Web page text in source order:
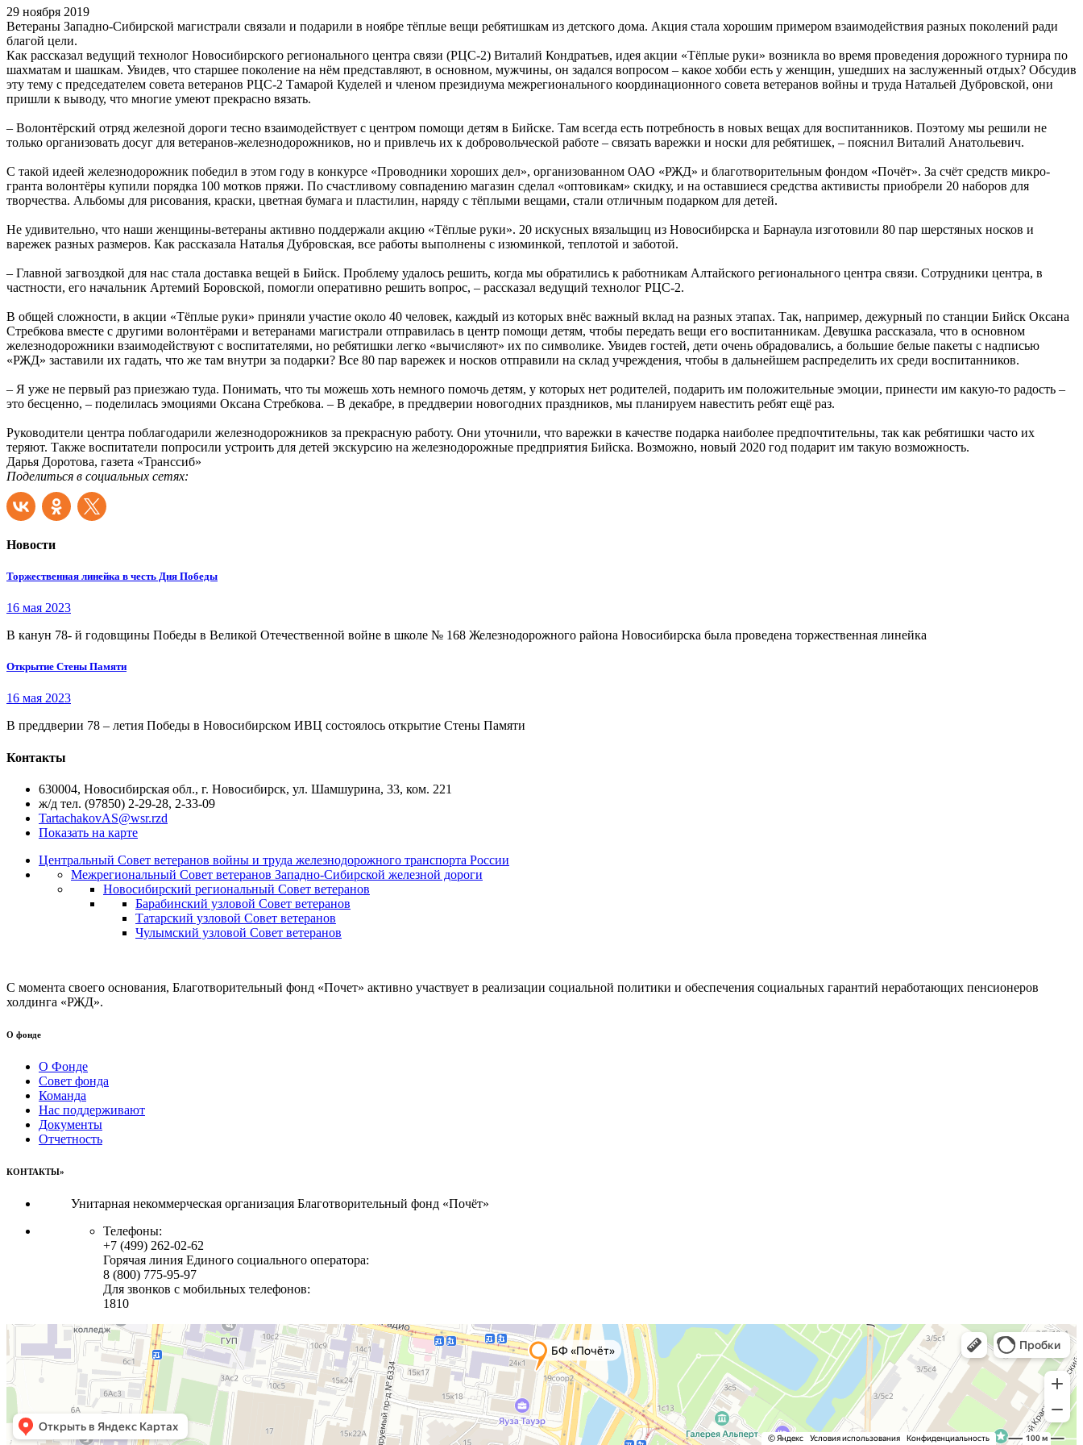
29 ноября 2019
Ветераны Западно-Сибирской магистрали связали и подарили в ноябре тёплые вещи ребятишкам из детского дома. Акция стала хорошим примером взаимодействия разных поколений ради
благой цели.
Как рассказал ведущий технолог Новосибирского регионального центра связи (РЦС-2) Виталий Кондратьев, идея акции «Тёплые руки» возникла во время проведения дорожного турнира по
шахматам и шашкам. Увидев, что старшее поколение на нём представляют, в основном, мужчины, он задался вопросом – какое хобби есть у женщин, ушедших на заслуженный отдых? Обсудив
эту тему с председателем совета ветеранов РЦС-2 Тамарой Куделей и членом президиума межрегионального координационного совета ветеранов войны и труда Натальей Дубровской, они
пришли к выводу, что многие умеют прекрасно вязать.
– Волонтёрский отряд железной дороги тесно взаимодействует с центром помощи детям в Бийске. Там всегда есть потребность в новых вещах для воспитанников. Поэтому мы решили не
только организовать досуг для ветеранов-железнодорожников, но и привлечь их к добровольческой работе – связать варежки и носки для ребятишек, – пояснил Виталий Анатольевич.
С такой идеей железнодорожник победил в этом году в конкурсе «Проводники хороших дел», организованном ОАО «РЖД» и благотворительным фондом «Почёт». За счёт средств микро-
гранта волонтёры купили порядка 100 мотков пряжи. По счастливому совпадению магазин сделал «оптовикам» скидку, и на оставшиеся средства активисты приобрели 20 наборов для
творчества. Альбомы для рисования, краски, цветная бумага и пластилин, наряду с тёплыми вещами, стали отличным подарком для детей.
Не удивительно, что наши женщины-ветераны активно поддержали акцию «Тёплые руки». 20 искусных вязальщиц из Новосибирска и Барнаула изготовили 80 пар шерстяных носков и
варежек разных размеров. Как рассказала Наталья Дубровская, все работы выполнены с изюминкой, теплотой и заботой.
– Главной загвоздкой для нас стала доставка вещей в Бийск. Проблему удалось решить, когда мы обратились к работникам Алтайского регионального центра связи. Сотрудники центра, в
частности, его начальник Артемий Боровской, помогли оперативно решить вопрос, – рассказал ведущий технолог РЦС-2.
В общей сложности, в акции «Тёплые руки» приняли участие около 40 человек, каждый из которых внёс важный вклад на разных этапах. Так, например, дежурный по станции Бийск Оксана
Стребкова вместе с другими волонтёрами и ветеранами магистрали отправилась в центр помощи детям, чтобы передать вещи его воспитанникам. Девушка рассказала, что в основном
железнодорожники взаимодействуют с воспитателями, но ребятишки легко «вычисляют» их по символике. Увидев гостей, дети очень обрадовались, а большие белые пакеты с надписью
«РЖД» заставили их гадать, что же там внутри за подарки? Все 80 пар варежек и носков отправили на склад учреждения, чтобы в дальнейшем распределить их среди воспитанников.
– Я уже не первый раз приезжаю туда. Понимать, что ты можешь хоть немного помочь детям, у которых нет родителей, подарить им положительные эмоции, принести им какую-то радость –
это бесценно, – поделилась эмоциями Оксана Стребкова. – В декабре, в преддверии новогодних праздников, мы планируем навестить ребят ещё раз.
Руководители центра поблагодарили железнодорожников за прекрасную работу. Они уточнили, что варежки в качестве подарка наиболее предпочтительны, так как ребятишки часто их
теряют. Также воспитатели попросили устроить для детей экскурсию на железнодорожные предприятия Бийска. Возможно, новый 2020 год подарит им такую возможность.
Дарья Доротова, газета «Транссиб»
Поделиться в социальных сетях:
Новости
Торжественная линейка в честь Дня Победы
16 мая 2023
В канун 78- й годовщины Победы в Великой Отечественной войне в школе № 168 Железнодорожного района Новосибирска была проведена торжественная линейка
Открытие Стены Памяти
16 мая 2023
В преддверии 78 – летия Победы в Новосибирском ИВЦ состоялось открытие Стены Памяти
Контакты
630004, Новосибирская обл., г. Новосибирск, ул. Шамшурина, 33, ком. 221
ж/д тел. (97850) 2-29-28, 2-33-09
TartachakovAS@wsr.rzd
Показать на карте
Центральный Совет ветеранов войны и труда железнодорожного транспорта России
Межрегиональный Совет ветеранов Западно-Сибирской железной дороги
Новосибирский региональный Совет ветеранов
Барабинский узловой Совет ветеранов
Татарский узловой Совет ветеранов
Чулымский узловой Совет ветеранов
С момента своего основания, Благотворительный фонд «Почет» активно участвует в реализации социальной политики и обеспечения социальных гарантий неработающих пенсионеров
холдинга «РЖД».
О фонде
О Фонде
Совет фонда
Команда
Нас поддерживают
Документы
Отчетность
КОНТАКТЫ»
Унитарная некоммерческая организация Благотворительный фонд «Почёт»
Телефоны:
+7 (499) 262-02-62
Горячая линия Единого социального оператора:
8 (800) 775-95-97
Для звонков с мобильных телефонов:
1810